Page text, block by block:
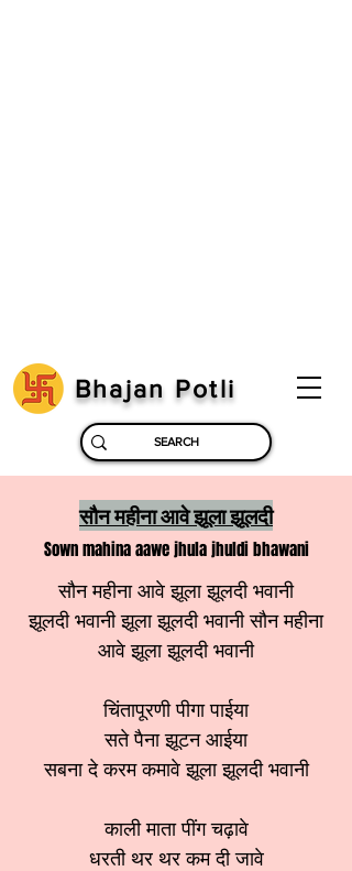
Bhajan Potli
सौन महीना आवे झूला झूलदी
Sown mahina aawe jhula jhuldi bhawani
सौन महीना आवे झूला झूलदी भवानी
झूलदी भवानी झूला झूलदी भवानी सौन महीना
आवे झूला झूलदी भवानी
चिंतापूरणी पीगा पाईया
सते पैना झूटन आईया
सबना दे करम कमावे झूला झूलदी भवानी
काली माता पींग चढ़ावे
धरती थर थर कम दी जावे